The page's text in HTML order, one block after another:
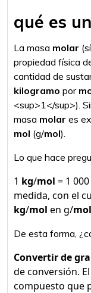
qué es
La masa molar
propiedad física
cantidad de
kilogramo por
<sup>1</sup>).
masa molar es
mol (g/mol).
Lo que hace
1 kg/mol = 1
medida, con el
kg/mol en g/mol
De esta forma,
Convertir de
de conversión.
compuesto que